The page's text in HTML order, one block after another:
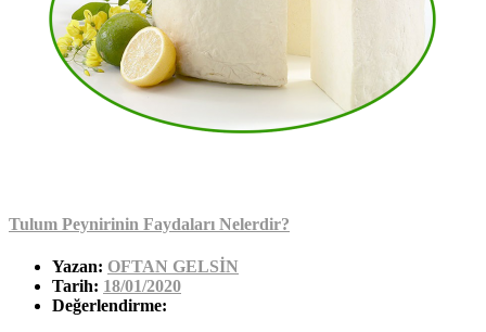
Tulum Peynirinin Faydaları Nelerdir?
Yazan: OFTAN GELSİN
Tarih: 18/01/2020
Değerlendirme: